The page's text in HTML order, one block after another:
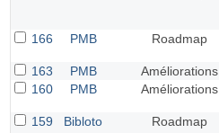
166 PMB Roadmap
163 PMB Améliorations
160
PMB Améliorations
159
Bibloto Roadmap